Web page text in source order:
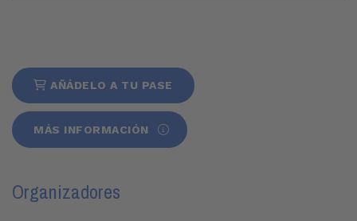
AÑÁDELO A TU PASE
MÁS INFORMACIÓN
Organizadores